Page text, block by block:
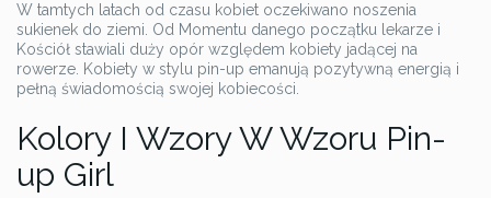
W tamtych latach od czasu kobiet oczekiwano noszenia
sukienek do ziemi. Od Momentu danego początku lekarze i
Kościół stawiali duży opór względem kobiety jadącej na
rowerze. Kobiety w stylu pin-up emanują pozytywną energią i
pełną świadomością swojej kobiecości.
Kolory I Wzory W Wzoru Pin-
up Girl